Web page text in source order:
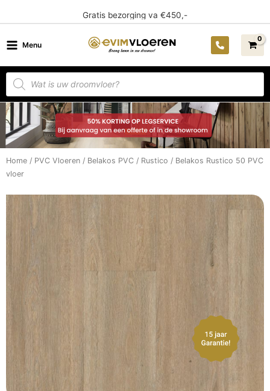
inhoud
14 dagen bedenktijd
Menu
Producten
zoeken
Home / PVC Vloeren / Belakos PVC / Rustico / Belakos Rustico 50 PVC
vloer